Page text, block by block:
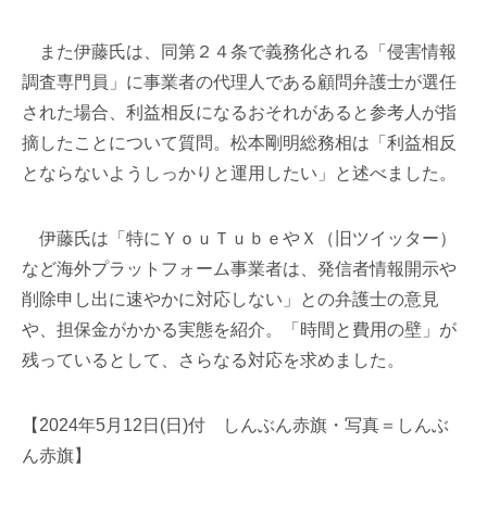
また伊藤氏は、同第２４条で義務化される「侵害情報
調査専門員」に事業者の代理人である顧問弁護士が選任
された場合、利益相反になるおそれがあると参考人が指
摘したことについて質問。松本剛明総務相は「利益相反
とならないようしっかりと運用したい」と述べました。
伊藤氏は「特にＹｏｕＴｕｂｅやＸ（旧ツイッター）
など海外プラットフォーム事業者は、発信者情報開示や
削除申し出に速やかに対応しない」との弁護士の意見
や、担保金がかかる実態を紹介。「時間と費用の壁」が
残っているとして、さらなる対応を求めました。
【2024年5月12日(日)付 しんぶん赤旗・写真＝しんぶ
ん赤旗】